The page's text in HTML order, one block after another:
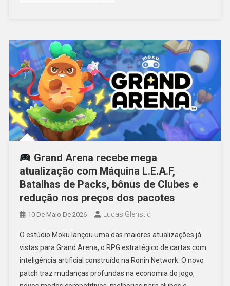
Grand Arena recebe mega
atualização com Máquina L.E.A.F,
Batalhas de Packs, bônus de Clubes e
redução nos preços dos pacotes
10 De Maio De 2026 Lucas Glenstid
O estúdio Moku lançou uma das maiores atualizações já
vistas para Grand Arena, o RPG estratégico de cartas com
inteligência artificial construído na Ronin Network. O novo
patch traz mudanças profundas na economia do jogo,